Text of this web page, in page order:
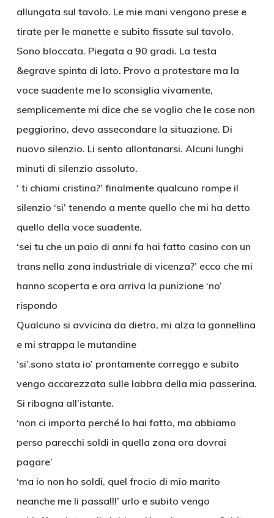
allungata sul tavolo. Le mie mani vengono prese e
tirate per le manette e subito fissate sul tavolo.
Sono bloccata. Piegata a 90 gradi. La testa
&egrave spinta di lato. Provo a protestare ma la
voce suadente me lo sconsiglia vivamente,
semplicemente mi dice che se voglio che le cose non
peggiorino, devo assecondare la situazione. Di
nuovo silenzio. Li sento allontanarsi. Alcuni lunghi
minuti di silenzio assoluto.
‘ ti chiami cristina?’ finalmente qualcuno rompe il
silenzio ‘si’ tenendo a mente quello che mi ha detto
quello della voce suadente.
‘sei tu che un paio di anni fa hai fatto casino con un
trans nella zona industriale di vicenza?’ ecco che mi
hanno scoperta e ora arriva la punizione ‘no’
rispondo
Qualcuno si avvicina da dietro, mi alza la gonnellina
e mi strappa le mutandine
‘si’.sono stata io’ prontamente correggo e subito
vengo accarezzata sulle labbra della mia passerina.
Si ribagna all’istante.
‘non ci importa perché lo hai fatto, ma abbiamo
perso parecchi soldi in quella zona ora dovrai
pagare’
‘ma io non ho soldi, quel frocio di mio marito
neanche me li passa!!!’ urlo e subito vengo